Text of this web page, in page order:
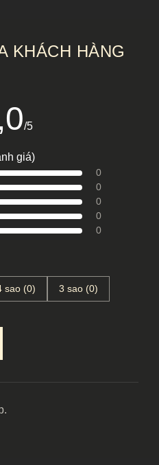
BỤC
THƯỢNG
KHÁCH HÀNG
/5
giá)
0
0
0
0
0
sao (0) 3 sao (0)